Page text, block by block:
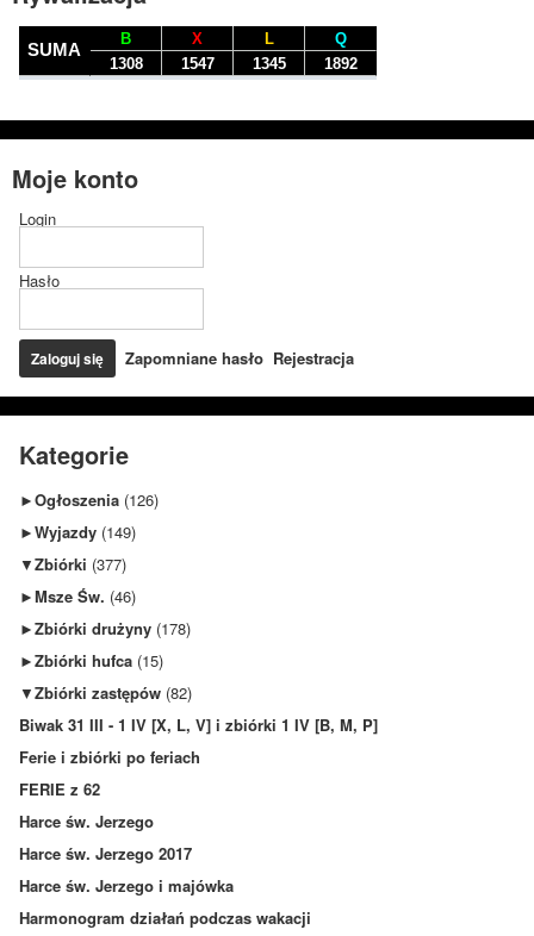
Moje konto
Login
Hasło
Zapomniane hasło Rejestracja
Kategorie
►Ogłoszenia (126)
►Wyjazdy (149)
▼Zbiórki (377)
►Msze Św. (46)
►Zbiórki drużyny (178)
►Zbiórki hufca (15)
▼Zbiórki zastępów (82)
Biwak 31 III - 1 IV [X, L, V] i zbiórki 1 IV [B, M, P]
Ferie i zbiórki po feriach
FERIE z 62
Harce św. Jerzego
Harce św. Jerzego 2017
Harce św. Jerzego i majówka
Harmonogram działań podczas wakacji